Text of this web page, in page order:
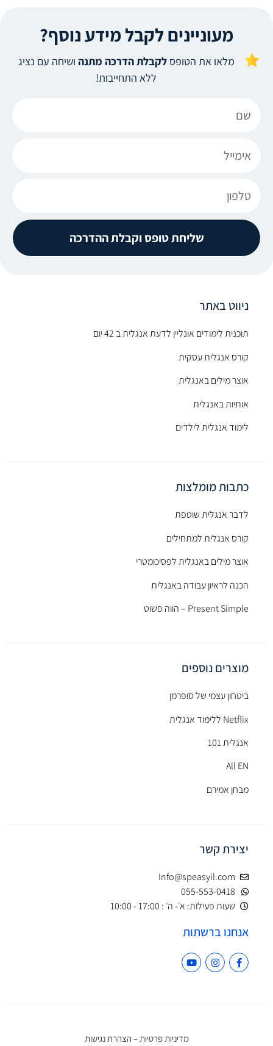
מעוניינים לקבל מידע נוסף?
מלאו את הטופסלקבלת הדרכה מתנה ושיחה עם נציג
ללא התחייבות!
שליחת טופס וקבלת ההדרכה
ניווט באתר
תוכנית לימודים אונליין לדעת אנגלית ב 42 יום
קורס אנגלית עסקית
אוצר מילים באנגלית
אותיות באנגלית
לימוד אנגלית לילדים
כתבות מומלצות
לדבר אנגלית שוטפת
קורס אנגלית למתחילים
אוצר מילים באנגלית לפסיכומטרי
הכנה לראיון עבודה באנגלית
Present Simple – הווה פשוט
מוצרים נוספים
ביטחון עצמי של סופרמן
Netflix ללימוד אנגלית
אנגלית 101
All EN
מבחן אמירם
יצירת קשר
Info@speasyil.com
055-553-0418
שעות פעילות: א׳- ה׳ : 17:00 - 10:00
אנחנו ברשתות
מדיניות פרטיות– הצהרת נגישות